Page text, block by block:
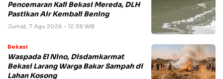
Pencemaran Kali Bekasi Mereda, DLH
Pastikan Air Kembali Bening
Jumat, 7 Agu 2026 - 12:38 WIB
Bekasi
Waspada El Nino, Disdamkarmat
Bekasi Larang Warga Bakar Sampah di
Lahan Kosong